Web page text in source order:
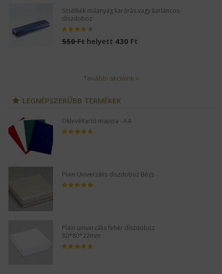
Sötétkék műanyag karórás vagy karláncos
díszdoboz
550 Ft helyett 430 Ft
További akcióink »
LEGNÉPSZERŰBB TERMÉKEK
Oklevéltartó mappa - A4
Plain Univerzális díszdoboz Bézs
Plain univerzális fehér díszdoboz
80*80*22mm